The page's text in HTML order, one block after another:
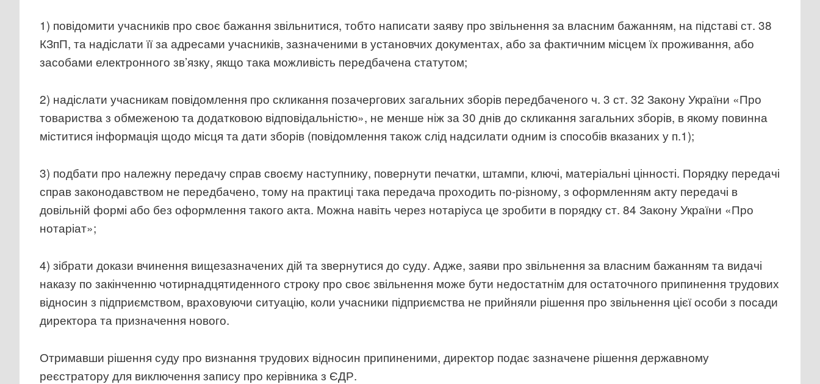
1) повідомити учасників про своє бажання звільнитися, тобто написати заяву про звільнення за власним бажанням, на підставі ст. 38
КЗпП, та надіслати її за адресами учасників, зазначеними в установчих документах, або за фактичним місцем їх проживання, або
засобами електронного зв’язку, якщо така можливість передбачена статутом;
2) надіслати учасникам повідомлення про скликання позачергових загальних зборів передбаченого ч. 3 ст. 32 Закону України «Про
товариства з обмеженою та додатковою відповідальністю», не менше ніж за 30 днів до скликання загальних зборів, в якому повинна
міститися інформація щодо місця та дати зборів (повідомлення також слід надсилати одним із способів вказаних у п.1);
3) подбати про належну передачу справ своєму наступнику, повернути печатки, штампи, ключі, матеріальні цінності. Порядку передачі
справ законодавством не передбачено, тому на практиці така передача проходить по-різному, з оформленням акту передачі в
довільній формі або без оформлення такого акта. Можна навіть через нотаріуса це зробити в порядку ст. 84 Закону України «Про
нотаріат»;
4) зібрати докази вчинення вищезазначених дій та звернутися до суду. Адже, заяви про звільнення за власним бажанням та видачі
наказу по закінченню чотирнадцятиденного строку про своє звільнення може бути недостатнім для остаточного припинення трудових
відносин з підприємством, враховуючи ситуацію, коли учасники підприємства не прийняли рішення про звільнення цієї особи з посади
директора та призначення нового.
Отримавши рішення суду про визнання трудових відносин припиненими, директор подає зазначене рішення державному
реєстратору для виключення запису про керівника з ЄДР.